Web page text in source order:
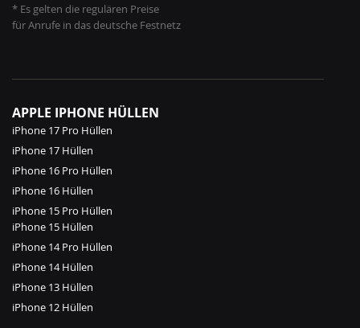
* Es gelten die regulären Preise
für Anrufe in das deutsche Festnetz
APPLE IPHONE HÜLLEN
iPhone 17 Pro Hüllen
iPhone 17 Hüllen
iPhone 16 Pro Hüllen
iPhone 16 Hüllen
iPhone 15 Pro Hüllen
iPhone 15 Hüllen
iPhone 14 Pro Hüllen
iPhone 14 Hüllen
iPhone 13 Hüllen
iPhone 12 Hüllen